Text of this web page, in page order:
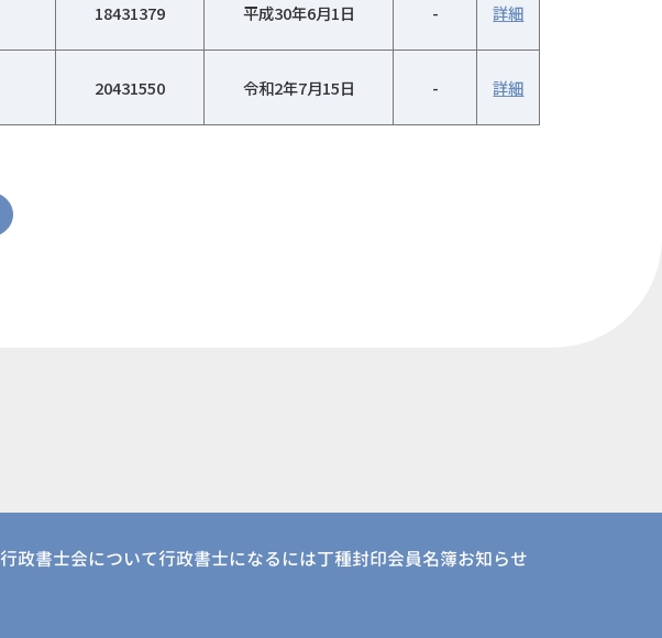
18431379 平成30年6月1日 - 詳細
20431550 令和2年7月15日 - 詳細
行政書士会について行政書士になるには丁種封印会員名簿お知らせ